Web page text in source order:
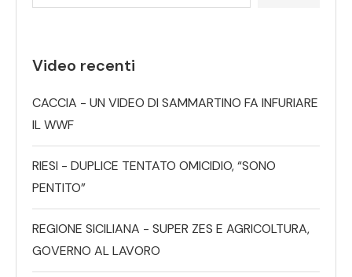
Video recenti
CACCIA - UN VIDEO DI SAMMARTINO FA INFURIARE
IL WWF
RIESI - DUPLICE TENTATO OMICIDIO, “SONO
PENTITO”
REGIONE SICILIANA - SUPER ZES E AGRICOLTURA,
GOVERNO AL LAVORO